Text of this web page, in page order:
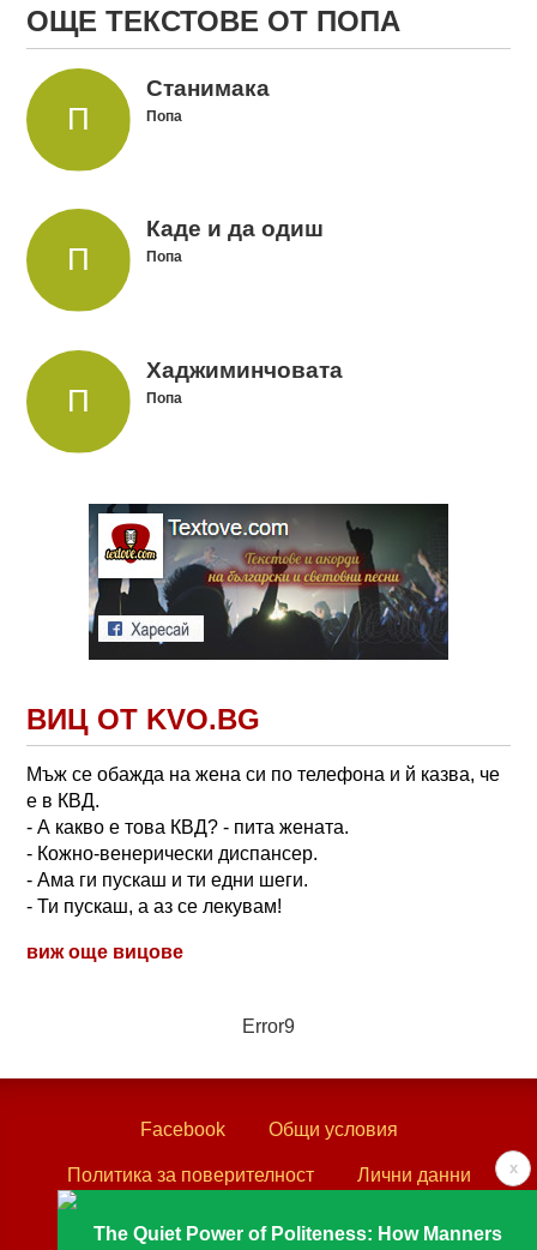
ОЩЕ ТЕКСТОВЕ ОТ ПОПА
Станимака
Попа
Каде и да одиш
Попа
Хаджиминчовата
Попа
ВИЦ ОТ KVO.BG
Мъж се обажда на жена си по телефона и й казва, че
е в КВД.
- А какво е това КВД? - пита жената.
- Кожно-венерически диспансер.
- Ама ги пускаш и ти едни шеги.
- Ти пускаш, а аз се лекувам!
виж още вицове
Error9
x
The Quiet Power of Politeness: How Manners
Facebook Общи условия
Политика за поверителност Лични данни